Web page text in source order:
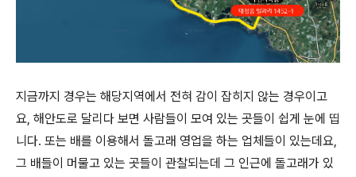
지금까지 경우는 해당지역에서 전혀 감이 잡히지 않는 경우이고
요, 해안도로 달리다 보면 사람들이 모여 있는 곳들이 쉽게 눈에 띱
니다. 또는 배를 이용해서 돌고래 영업을 하는 업체들이 있는데요,
그 배들이 머물고 있는 곳들이 관찰되는데 그 인근에 돌고래가 있